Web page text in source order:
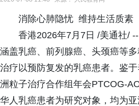
消除心肺隐忧 维持生活质素
香港2026年7月7日 /美通社/
涵盖乳癌、前列腺癌、头颈癌等
治疗以预防复发的乳癌患者。鉴
洲粒子治疗合作组年会PTCOG-
华人乳癌患者为研究对象，均为